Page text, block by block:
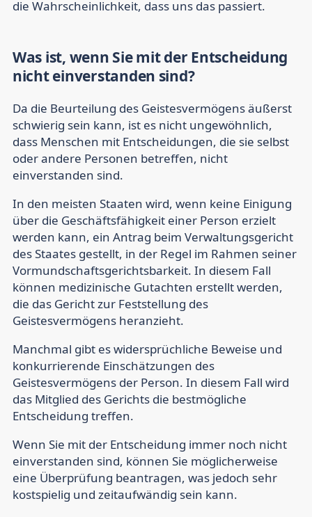
die Wahrscheinlichkeit, dass uns das passiert.
Was ist, wenn Sie mit der Entscheidung
nicht einverstanden sind?
Da die Beurteilung des Geistesvermögens äußerst
schwierig sein kann, ist es nicht ungewöhnlich,
dass Menschen mit Entscheidungen, die sie selbst
oder andere Personen betreffen, nicht
einverstanden sind.
In den meisten Staaten wird, wenn keine Einigung
über die Geschäftsfähigkeit einer Person erzielt
werden kann, ein Antrag beim Verwaltungsgericht
des Staates gestellt, in der Regel im Rahmen seiner
Vormundschaftsgerichtsbarkeit. In diesem Fall
können medizinische Gutachten erstellt werden,
die das Gericht zur Feststellung des
Geistesvermögens heranzieht.
Manchmal gibt es widersprüchliche Beweise und
konkurrierende Einschätzungen des
Geistesvermögens der Person. In diesem Fall wird
das Mitglied des Gerichts die bestmögliche
Entscheidung treffen.
Wenn Sie mit der Entscheidung immer noch nicht
einverstanden sind, können Sie möglicherweise
eine Überprüfung beantragen, was jedoch sehr
kostspielig und zeitaufwändig sein kann.